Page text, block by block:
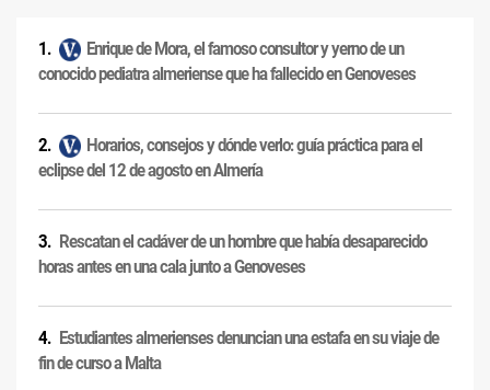
Enrique de Mora, el famoso consultor y yerno de un
conocido pediatra almeriense que ha fallecido en Genoveses
Horarios, consejos y dónde verlo: guía práctica para el
eclipse del 12 de agosto en Almería
Rescatan el cadáver de un hombre que había desaparecido
horas antes en una cala junto a Genoveses
Estudiantes almerienses denuncian una estafa en su viaje de
fin de curso a Malta